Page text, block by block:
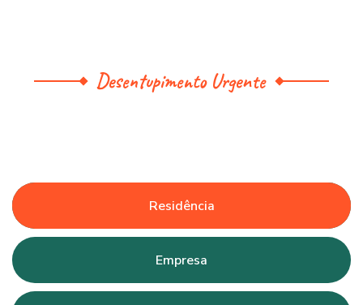
Desentupimento Urgente
Residência
Empresa